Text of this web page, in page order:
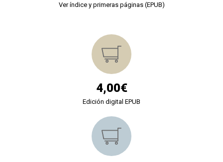
Ver índice y primeras páginas (EPUB)
4,00€
Edición digital EPUB